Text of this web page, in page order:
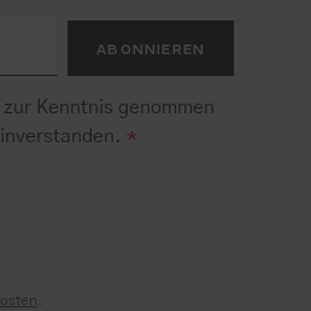
ABONNIEREN
zur Kenntnis genommen
*